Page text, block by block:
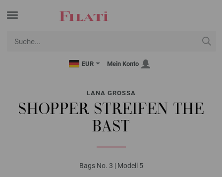
EUR Mein Konto
LANA GROSSA
SHOPPER STREIFEN THE
BAST
Bags No. 3 | Modell 5